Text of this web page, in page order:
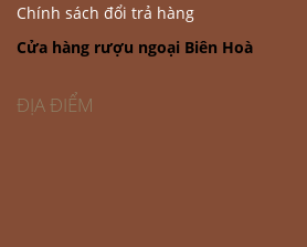
Chính sách đổi trả hàng
Cửa hàng rượu ngoại Biên Hoà
ĐỊA ĐIỂM